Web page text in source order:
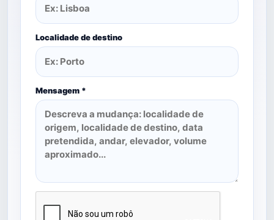
Localidade de destino
Mensagem *